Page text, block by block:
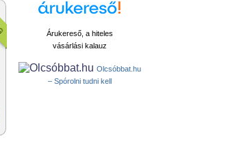
Árukereső, a hiteles
vásárlási kalauz
Olcsóbbat.hu
– Spórolni tudni kell